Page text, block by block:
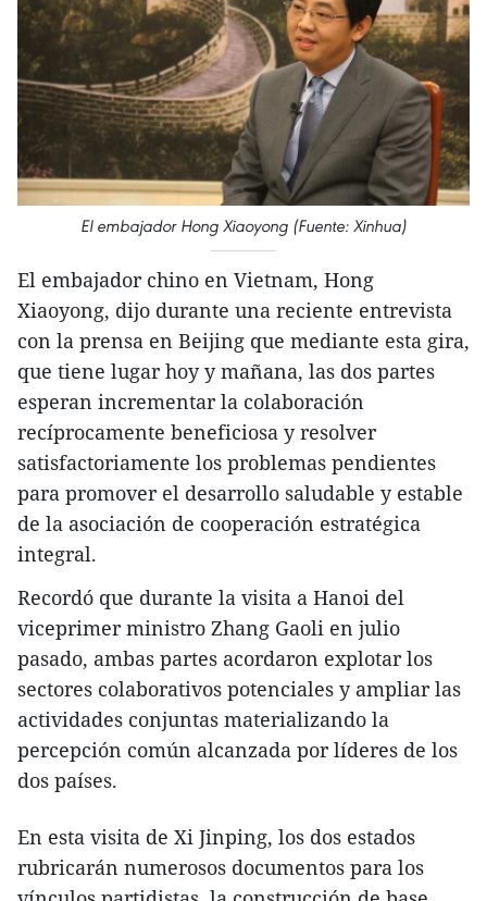
El embajador Hong Xiaoyong (Fuente: Xinhua)
El embajador chino en Vietnam, Hong
Xiaoyong, dijo durante una reciente entrevista
con la prensa en Beijing que mediante esta gira,
que tiene lugar hoy y mañana, las dos partes
esperan incrementar la colaboración
recíprocamente beneficiosa y resolver
satisfactoriamente los problemas pendientes
para promover el desarrollo saludable y estable
de la asociación de cooperación estratégica
integral.
Recordó que durante la visita a Hanoi del
viceprimer ministro Zhang Gaoli en julio
pasado, ambas partes acordaron explotar los
sectores colaborativos potenciales y ampliar las
actividades conjuntas materializando la
percepción común alcanzada por líderes de los
dos países.
En esta visita de Xi Jinping, los dos estados
rubricarán numerosos documentos para los